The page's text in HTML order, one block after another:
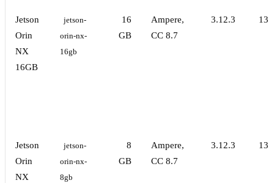
Jetson
Orin
NX
16GB
jetson-
orin-nx-
16gb
16
GB
Ampere,
CC 8.7
3.12.3
Jetson
Orin
NX
jetson-
orin-nx-
8gb
8
GB
Ampere,
CC 8.7
3.12.3